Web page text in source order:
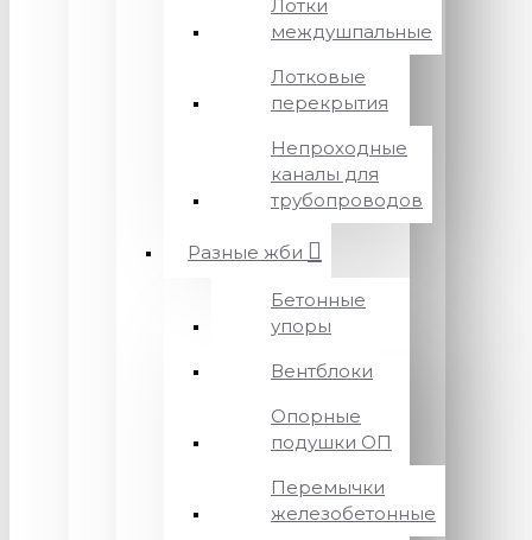
Лотки
междушпальные
Лотковые
перекрытия
Непроходные
каналы для
трубопроводов
Разные жби
Бетонные
упоры
Вентблоки
Опорные
подушки ОП
Перемычки
железобетонные